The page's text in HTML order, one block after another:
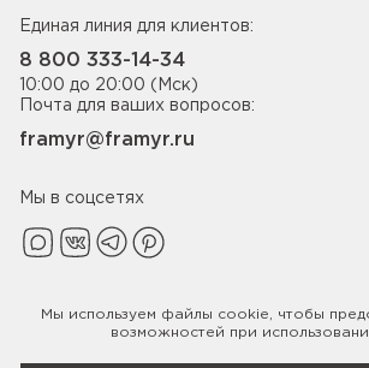
Единая линия для клиентов:
8 800 333-14-34
10:00 до 20:00 (Мск)
Почта для ваших вопросов:
framyr@framyr.ru
Мы в соцсетях
Политика конфиденциальности
Мы используем файлы cookie , чтобы
возможностей при